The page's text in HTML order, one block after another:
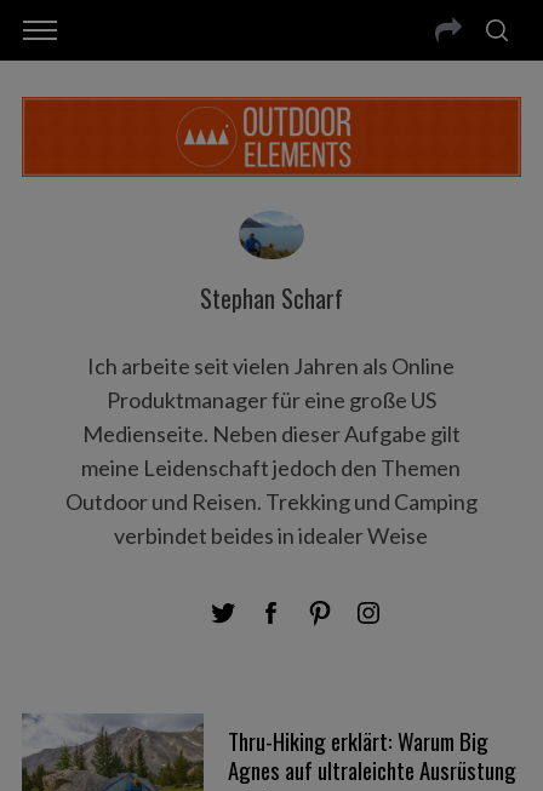
Stephan Scharf
Ich arbeite seit vielen Jahren als Online
Produktmanager für eine große US
Medienseite. Neben dieser Aufgabe gilt
meine Leidenschaft jedoch den Themen
Outdoor und Reisen. Trekking und Camping
verbindet beides in idealer Weise
Thru-Hiking erklärt: Warum Big
Agnes auf ultraleichte Ausrüstung